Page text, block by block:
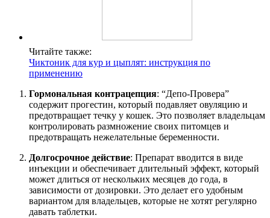
Читайте также:
Чиктоник для кур и цыплят: инструкция по
применению
Гормональная контрацепция: “Депо-Провера”
содержит прогестин, который подавляет овуляцию и
предотвращает течку у кошек. Это позволяет владельцам
контролировать размножение своих питомцев и
предотвращать нежелательные беременности.
Долгосрочное действие: Препарат вводится в виде
инъекции и обеспечивает длительный эффект, который
может длиться от нескольких месяцев до года, в
зависимости от дозировки. Это делает его удобным
вариантом для владельцев, которые не хотят регулярно
давать таблетки.